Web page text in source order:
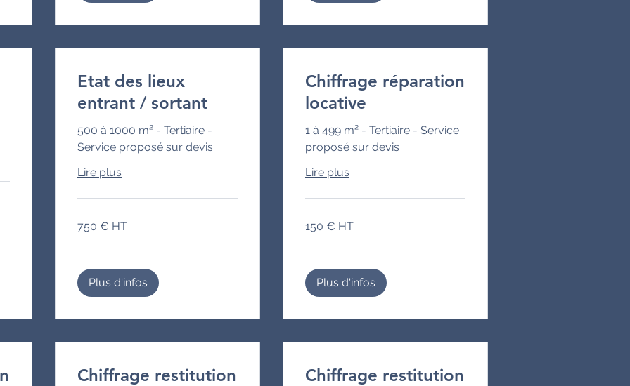
Etat des lieux
entrant / sortant
500 à 1000 m² - Tertiaire -
Service proposé sur devis
Lire plus
€
HT
750 € HT
Plus d'infos
Chiffrage réparation
locative
1 à 499 m² - Tertiaire - Service
proposé sur devis
Lire plus
€
HT
150 € HT
Plus d'infos
Chiffrage restitution
Chiffrage restitution